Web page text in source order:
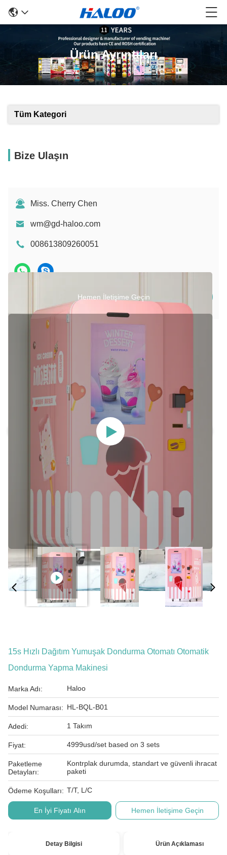
Ürün Ayrıntıları
Tüm Kategori
Bize Ulaşın
Miss. Cherry Chen
wm@gd-haloo.com
008613809260051
Hemen İletişime Geçin
15s Hızlı Dağıtım Yumuşak Dondurma Otomatı Otomatik
Dondurma Yapma Makinesi
Marka Adı: Haloo
Model Numarası: HL-BQL-B01
Adedi: 1 Takım
Fiyat: 4999usd/set based on 3 sets
Paketleme
Detayları:
Kontrplak durumda, standart ve güvenli ihracat
paketi
Ödeme Koşulları: T/T, L/C
En İyi Fiyatı Alın Hemen İletişime Geçin
Detay Bilgisi Ürün Açıklaması